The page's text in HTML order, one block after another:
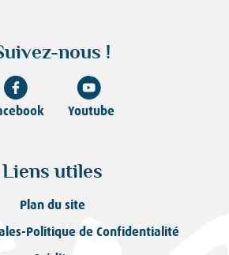
nous !
Youtube
Liens utiles
Plan du site
Politique de Confidentialité